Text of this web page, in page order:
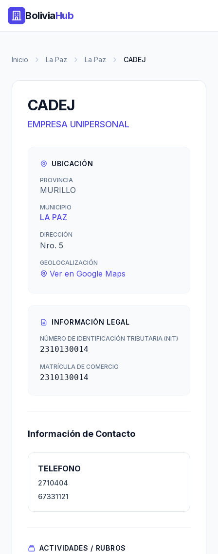
BoliviaHub
Inicio La Paz La Paz CADEJ
CADEJ
EMPRESA UNIPERSONAL
UBICACIÓN
PROVINCIA
MURILLO
MUNICIPIO
LA PAZ
DIRECCIÓN
Nro. 5
GEOLOCALIZACIÓN
Ver en Google Maps
INFORMACIÓN LEGAL
NÚMERO DE IDENTIFICACIÓN TRIBUTARIA (NIT)
2310130014
MATRÍCULA DE COMERCIO
2310130014
Información de Contacto
TELEFONO
2710404
67331121
ACTIVIDADES / RUBROS